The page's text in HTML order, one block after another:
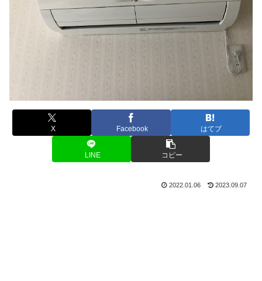
X Facebook はてブ
LINE コピー
2022.01.06 2023.09.07